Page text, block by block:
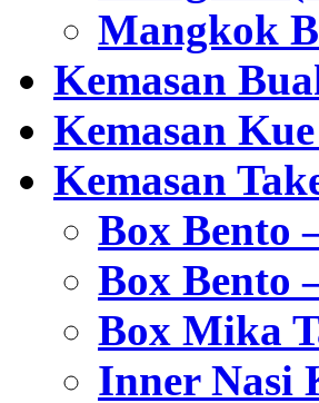
Mangkok
Kemasan
Kemasan
Kemasan
Box Bento
Box Bento
Box Mika
Inner Nasi